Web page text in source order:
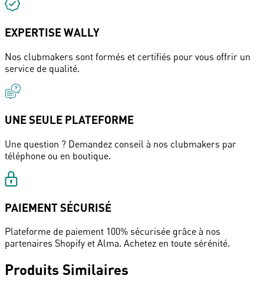
EXPERTISE WALLY
Nos clubmakers sont formés et certifiés pour vous offrir un
service de qualité.
UNE SEULE PLATEFORME
Une question ? Demandez conseil à nos clubmakers par
téléphone ou en boutique.
PAIEMENT SÉCURISÉ
Plateforme de paiement 100% sécurisée grâce à nos
partenaires Shopify et Alma. Achetez en toute sérénité.
Produits Similaires